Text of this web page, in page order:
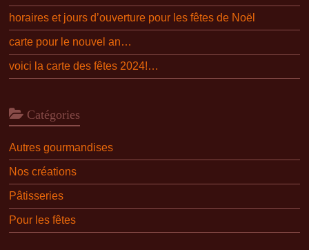
horaires et jours d’ouverture pour les fêtes de Noël
carte pour le nouvel an…
voici la carte des fêtes 2024!…
Catégories
Autres gourmandises
Nos créations
Pâtisseries
Pour les fêtes